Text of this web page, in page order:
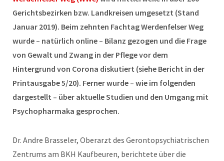
Gerichtsbezirken bzw. Landkreisen umgesetzt (Stand
Januar 2019). Beim zehnten Fachtag Werdenfelser Weg
wurde – natürlich online – Bilanz gezogen und die Frage
von Gewalt und Zwang in der Pflege vor dem
Hintergrund von Corona diskutiert (siehe Bericht in der
Printausgabe 5/20). Ferner wurde – wie im folgenden
dargestellt – über aktuelle Studien und den Umgang mit
Psychopharmaka gesprochen.
Dr. Andre Brasseler, Oberarzt des Gerontopsychiatrischen
Zentrums am BKH Kaufbeuren, berichtete über die